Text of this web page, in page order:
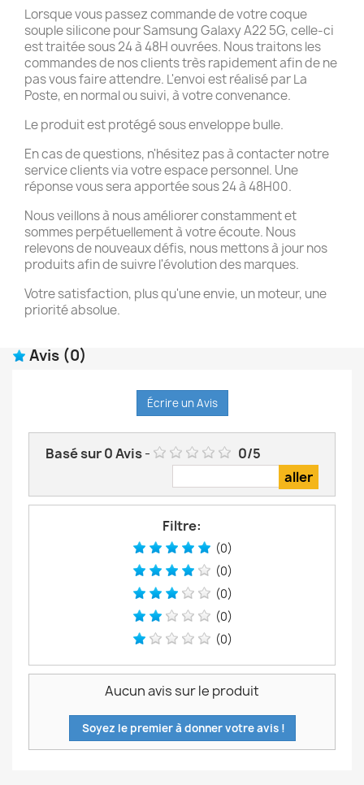
Lorsque vous passez commande de votre coque
souple silicone pour Samsung Galaxy A22 5G, celle-ci
est traitée sous 24 à 48H ouvrées. Nous traitons les
commandes de nos clients très rapidement afin de ne
pas vous faire attendre. L'envoi est réalisé par La
Poste, en normal ou suivi, à votre convenance.
Le produit est protégé sous enveloppe bulle.
En cas de questions, n'hésitez pas à contacter notre
service clients via votre espace personnel. Une
réponse vous sera apportée sous 24 à 48H00.
Nous veillons à nous améliorer constamment et
sommes perpétuellement à votre écoute. Nous
relevons de nouveaux défis, nous mettons à jour nos
produits afin de suivre l'évolution des marques.
Votre satisfaction, plus qu'une envie, un moteur, une
priorité absolue.
Avis (0)
Écrire un Avis
Basé sur0Avis- 0/5
Filtre:
(0)
(0)
(0)
(0)
(0)
Aucun avis sur le produit
Soyez le premier à donner votre avis !